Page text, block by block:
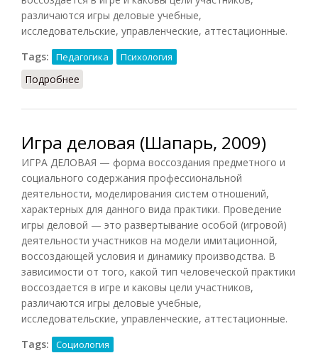
различаются игры деловые учебные,
исследовательские, управленческие, аттестационные.
Tags:
Педагогика Психология
Подробнее
Игра деловая (Шапарь, 2009)
ИГРА ДЕЛОВАЯ — форма воссоздания предметного и
социального содержания профессиональной
деятельности, моделирования систем отношений,
характерных для данного вида практики. Проведение
игры деловой — это развертывание особой (игровой)
деятельности участников на модели имитационной,
воссоздающей условия и динамику производства. В
зависимости от того, какой тип человеческой практики
воссоздается в игре и каковы цели участников,
различаются игры деловые учебные,
исследовательские, управленческие, аттестационные.
Tags:
Социология